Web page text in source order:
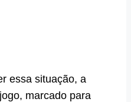
essa situação, a
marcado para